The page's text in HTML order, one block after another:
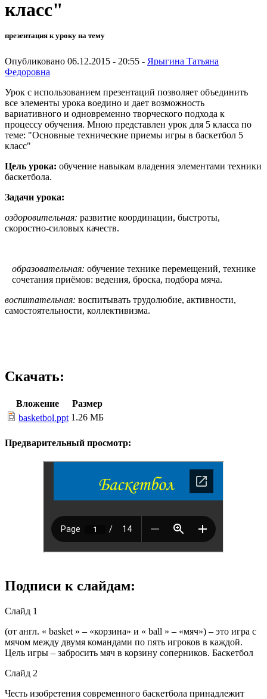
класс"
презентация к уроку на тему
Опубликовано 06.12.2015 - 20:55 - Ярыгина Татьяна
Федоровна
Урок с использованием презентаций позволяет объединить
все элементы урока воедино и дает возможность
вариативного и одновременно творческого подхода к
процессу обучения. Мною представлен урок для 5 класса по
теме: "Основные технические приемы игры в баскетбол 5
класс"
Цель урока: обучение навыкам владения элементами техники
баскетбола.
Задачи урока:
оздоровительная: развитие координации, быстроты,
скоростно-силовых качеств.
образовательная: обучение технике перемещений, технике
сочетания приёмов: ведения, броска, подбора мяча.
воспитательная: воспитывать трудолюбие, активности,
самостоятельности, коллективизма.
Скачать:
Вложение
Размер
basketbol.ppt 1.26 МБ
Предварительный просмотр:
Подписи к слайдам:
Слайд 1
(от англ. « basket » – «корзина» и « ball » – «мяч») – это игра с
мячом между двумя командами по пять игроков в каждой.
Цель игры – забросить мяч в корзину соперников. Баскетбол
Слайд 2
Честь изобретения современного баскетбола принадлежит